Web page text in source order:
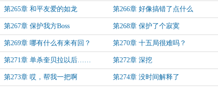
第265章 和平友爱的如龙 第266章 好像搞错了点什么
第267章 保护我方Boss 第268章 保护了个寂寞
第269章 哪有什么有来有回？ 第270章 十五局很难吗？
第271章 单杀奎贝拉以后…… 第272章 深挖
第273章 哎，帮我一把啊 第274章 没时间解释了